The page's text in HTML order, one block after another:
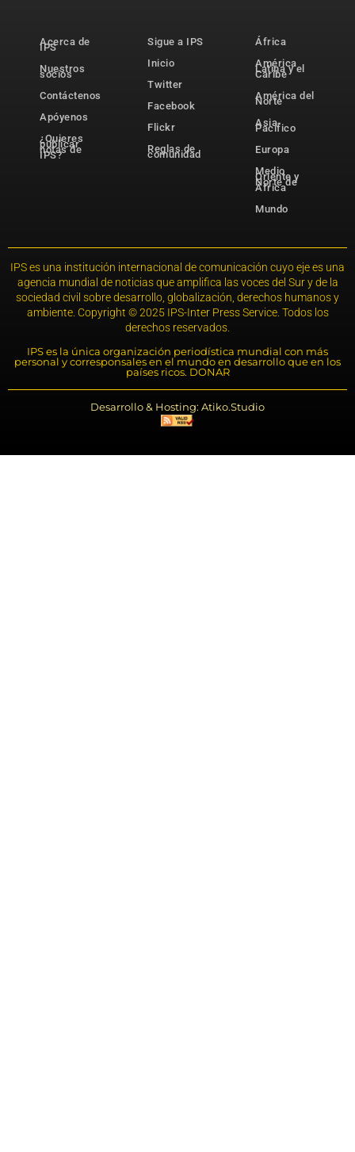
Acerca de
IPS
Nuestros
socios
Contáctenos
Apóyenos
¿Quieres
publicar
notas de
IPS?
Sigue a IPS
Inicio
Twitter
Facebook
Flickr
Reglas de
comunidad
África
América
Latina y el
Caribe
América del
Norte
Asia-
Pacífico
Europa
Medio
Oriente y
Norte de
África
Mundo
IPS es una institución internacional de comunicación cuyo eje es una
agencia mundial de noticias que amplifica las voces del Sur y de la
sociedad civil sobre desarrollo, globalización, derechos humanos y
ambiente. Copyright © 2025 IPS-Inter Press Service. Todos los
derechos reservados.
IPS es la única organización periodística mundial con más
personal y corresponsales en el mundo en desarrollo que en los
países ricos. DONAR
Desarrollo & Hosting: Atiko.Studio